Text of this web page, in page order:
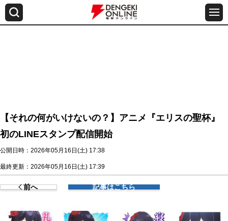
【それの何がいけないの？】アニメ『エリスの聖杯』
初のLINEスタンプ配信開始
公開日時：2026年05月16日(土) 17:38
最終更新：2026年05月16日(土) 17:39
前へ 記事はこちら